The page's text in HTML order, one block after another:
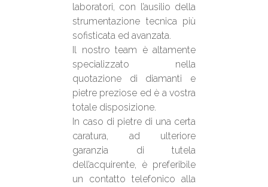
laboratori, con l’ausilio della
strumentazione tecnica più
sofisticata ed avanzata.
Il nostro team è altamente
specializzato nella
quotazione di diamanti e
pietre preziose ed è a vostra
totale disposizione.
In caso di pietre di una certa
caratura, ad ulteriore
garanzia di tutela
dell’acquirente, è preferibile
un contatto telefonico alla